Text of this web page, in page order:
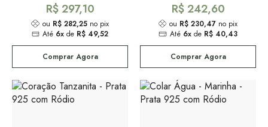
R$ 297,10
ou R$ 282,25no pix
Até 6x de R$ 49,52
Comprar Agora
R$ 242,60
ou R$ 230,47 no pix
Até 6xde R$ 40,43
Comprar Agora